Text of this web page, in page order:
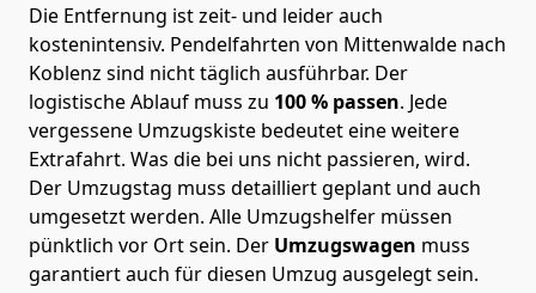
Die Entfernung ist zeit- und leider auch
kostenintensiv. Pendelfahrten von Mittenwalde nach
Koblenz sind nicht täglich ausführbar. Der
logistische Ablauf muss zu 100 % passen. Jede
vergessene Umzugskiste bedeutet eine weitere
Extrafahrt. Was die bei uns nicht passieren, wird.
Der Umzugstag muss detailliert geplant und auch
umgesetzt werden. Alle Umzugshelfer müssen
pünktlich vor Ort sein. Der Umzugswagen muss
garantiert auch für diesen Umzug ausgelegt sein.